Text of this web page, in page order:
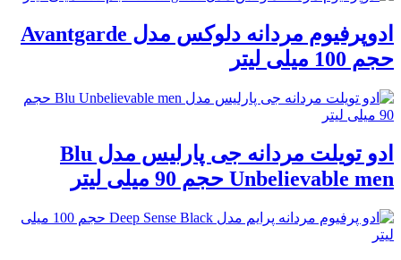
ادوپرفیوم مردانه دلوکس مدل Avantgarde
حجم 100 میلی لیتر
ادو تویلت مردانه جی پارلیس مدل Blu
Unbelievable men حجم 90 میلی لیتر